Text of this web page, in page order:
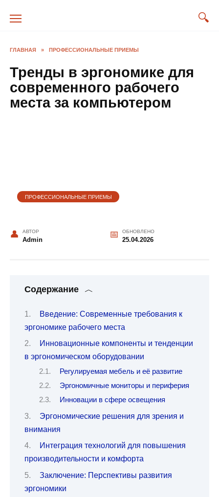
ГЛАВНАЯ » ПРОФЕССИОНАЛЬНЫЕ ПРИЕМЫ
Тренды в эргономике для
современного рабочего
места за компьютером
ПРОФЕССИОНАЛЬНЫЕ ПРИЕМЫ
АВТОР
Admin
ОБНОВЛЕНО
25.04.2026
Содержание
Введение: Современные требования к
эргономике рабочего места
Инновационные компоненты и тенденции
в эргономическом оборудовании
Регулируемая мебель и её развитие
Эргономичные мониторы и периферия
Инновации в сфере освещения
Эргономические решения для зрения и
внимания
Интеграция технологий для повышения
производительности и комфорта
Заключение: Перспективы развития
эргономики